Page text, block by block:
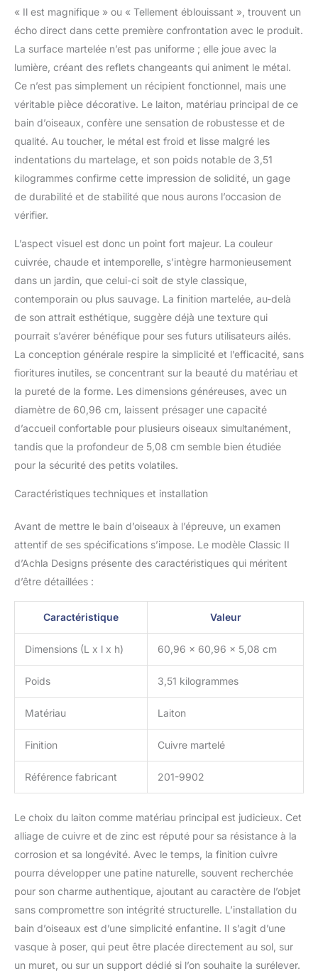
massif avec finition
plaquée cuivre, le bol ne
rouille pas, mais
développera une patine
du temps avec
l'exposition aux éléments
Utilisez-le seul, pour un
projet de bricolage,
avec notre trépied Achla
Designs (CBB-02-S14)
« Il est magnifique » ou « Tellement éblouissant », trouvent un
écho direct dans cette première confrontation avec le produit.
La surface martelée n’est pas uniforme ; elle joue avec la
lumière, créant des reflets changeants qui animent le métal.
Ce n’est pas simplement un récipient fonctionnel, mais une
véritable pièce décorative. Le laiton, matériau principal de ce
bain d’oiseaux, confère une sensation de robustesse et de
qualité. Au toucher, le métal est froid et lisse malgré les
indentations du martelage, et son poids notable de 3,51
kilogrammes confirme cette impression de solidité, un gage
de durabilité et de stabilité que nous aurons l’occasion de
vérifier.
L’aspect visuel est donc un point fort majeur. La couleur
cuivrée, chaude et intemporelle, s’intègre harmonieusement
dans un jardin, que celui-ci soit de style classique,
contemporain ou plus sauvage. La finition martelée, au-delà
de son attrait esthétique, suggère déjà une texture qui
pourrait s’avérer bénéfique pour ses futurs utilisateurs ailés.
La conception générale respire la simplicité et l’efficacité, sans
fioritures inutiles, se concentrant sur la beauté du matériau et
la pureté de la forme. Les dimensions généreuses, avec un
diamètre de 60,96 cm, laissent présager une capacité
d’accueil confortable pour plusieurs oiseaux simultanément,
tandis que la profondeur de 5,08 cm semble bien étudiée
pour la sécurité des petits volatiles.
Caractéristiques techniques et installation
Avant de mettre le bain d’oiseaux à l’épreuve, un examen
attentif de ses spécifications s’impose. Le modèle Classic II
d’Achla Designs présente des caractéristiques qui méritent
d’être détaillées :
Caractéristique Valeur
Dimensions (L x l x h) 60,96 x 60,96 x 5,08 cm
Poids 3,51 kilogrammes
Matériau Laiton
Finition Cuivre martelé
Référence fabricant 201-9902
Le choix du laiton comme matériau principal est judicieux. Cet
alliage de cuivre et de zinc est réputé pour sa résistance à la
corrosion et sa longévité. Avec le temps, la finition cuivre
pourra développer une patine naturelle, souvent recherchée
pour son charme authentique, ajoutant au caractère de l’objet
sans compromettre son intégrité structurelle. L’installation du
bain d’oiseaux est d’une simplicité enfantine. Il s’agit d’une
vasque à poser, qui peut être placée directement au sol, sur
un muret, ou sur un support dédié si l’on souhaite la surélever.